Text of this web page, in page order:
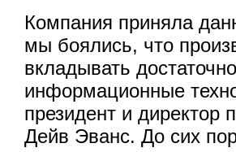
Компания приняла
мы боялись, что
вкладывать
информационные
президент и
Дейв Эванс. До сих